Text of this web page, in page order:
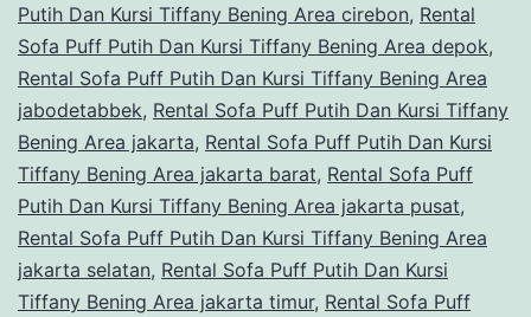
Putih Dan Kursi Tiffany Bening Area cirebon, Rental
Sofa Puff Putih Dan Kursi Tiffany Bening Area depok,
Rental Sofa Puff Putih Dan Kursi Tiffany Bening Area
jabodetabbek, Rental Sofa Puff Putih Dan Kursi Tiffany
Bening Area jakarta, Rental Sofa Puff Putih Dan Kursi
Tiffany Bening Area jakarta barat, Rental Sofa Puff
Putih Dan Kursi Tiffany Bening Area jakarta pusat,
Rental Sofa Puff Putih Dan Kursi Tiffany Bening Area
jakarta selatan, Rental Sofa Puff Putih Dan Kursi
Tiffany Bening Area jakarta timur, Rental Sofa Puff